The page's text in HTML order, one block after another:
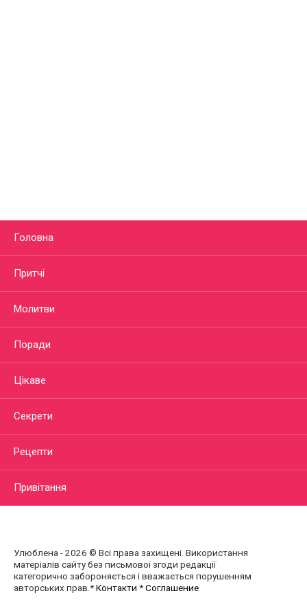
Головна
Притчі
Молитви
Поради
Цікаве
Секрети
Рецепти
Привітання
Улюблена - 2026 © Всі права захищені. Використання
матеріалів сайту без письмової згоди редакції
категорично забороняється і вважається порушенням
авторських прав.*Контакти *Соглашение